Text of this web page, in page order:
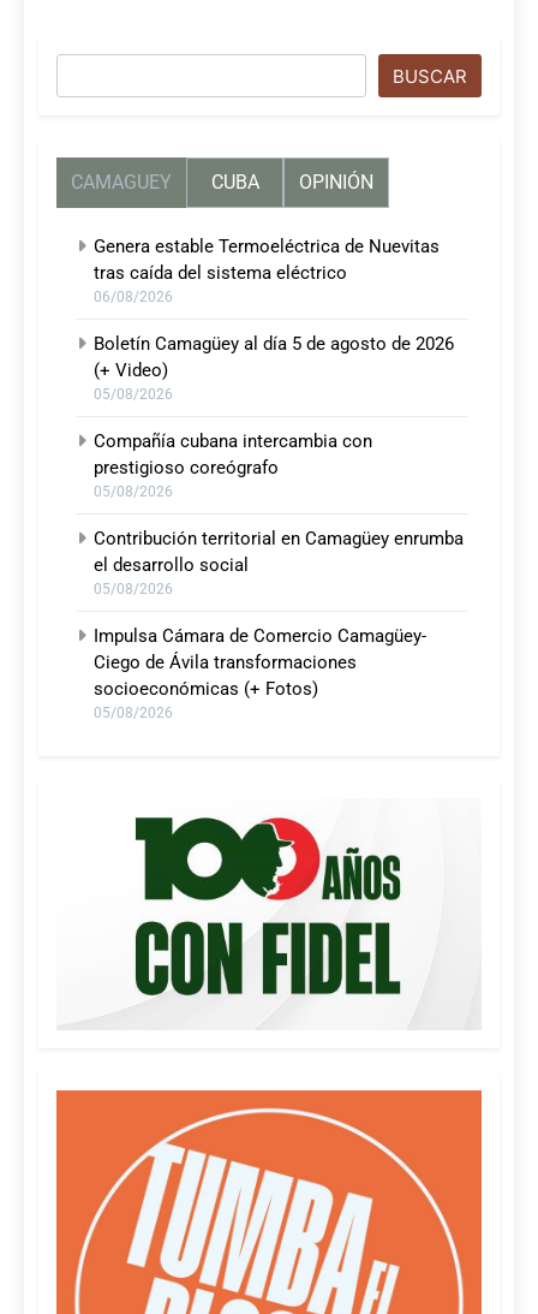
BUSCAR
CAMAGUEY CUBA OPINIÓN
Genera estable Termoeléctrica de Nuevitas
tras caída del sistema eléctrico
06/08/2026
Boletín Camagüey al día 5 de agosto de 2026
(+ Video)
05/08/2026
Compañía cubana intercambia con
prestigioso coreógrafo
05/08/2026
Contribución territorial en Camagüey enrumba
el desarrollo social
05/08/2026
Impulsa Cámara de Comercio Camagüey-
Ciego de Ávila transformaciones
socioeconómicas (+ Fotos)
05/08/2026